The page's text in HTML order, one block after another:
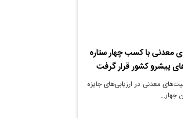
معدنی با کسب چهار ستاره
پیشرو کشور قرار گرفت
معدنی در ارزیابی‌های جایزه